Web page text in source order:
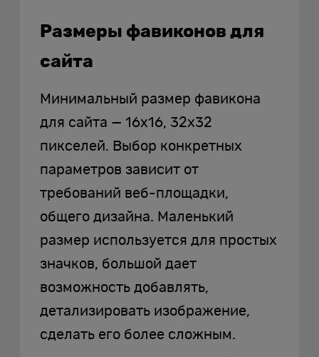
Размеры фавиконов для
сайта
Минимальный размер фавикона
для сайта — 16х16, 32х32
пикселей. Выбор конкретных
параметров зависит от
требований веб-площадки,
общего дизайна. Маленький
размер используется для простых
значков, большой дает
возможность добавлять,
детализировать изображение,
сделать его более сложным.